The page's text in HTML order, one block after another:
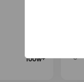
100w+ 5